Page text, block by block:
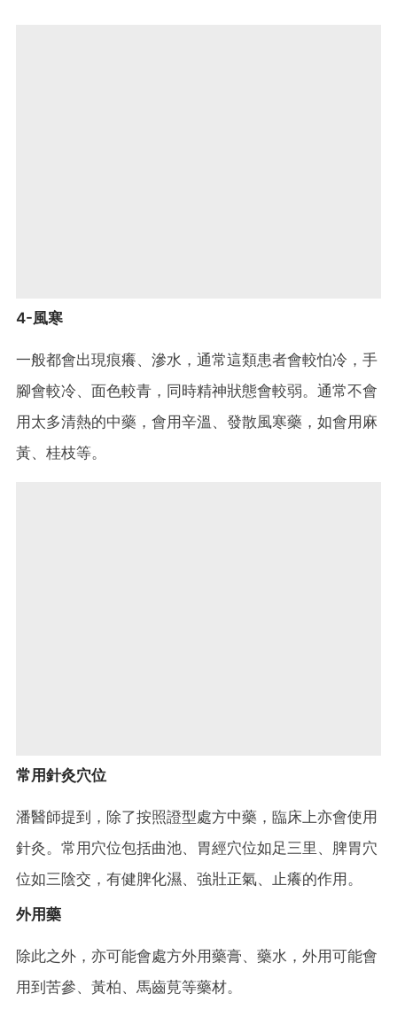
4-風寒
一般都會出現痕癢、滲水，通常這類患者會較怕冷，手
腳會較冷、面色較青，同時精神狀態會較弱。通常不會
用太多清熱的中藥，會用辛溫、發散風寒藥，如會用麻
黃、桂枝等。
常用針灸穴位
潘醫師提到，除了按照證型處方中藥，臨床上亦會使用
針灸。常用穴位包括曲池、胃經穴位如足三里、脾胃穴
位如三陰交，有健脾化濕、強壯正氣、止癢的作用。
外用藥
除此之外，亦可能會處方外用藥膏、藥水，外用可能會
用到苦參、黃柏、馬齒莧等藥材。